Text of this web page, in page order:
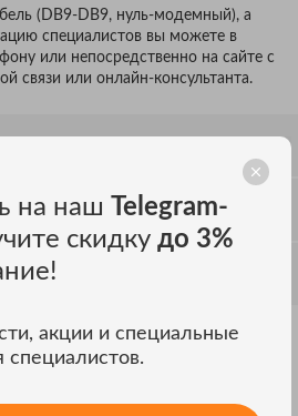
(DB9-DB9, нуль-модемный), а
специалистов вы можете в
или непосредственно на сайте с
связи или онлайн-консультанта.
на наш Telegram-
скидку до 3%
акции и специальные